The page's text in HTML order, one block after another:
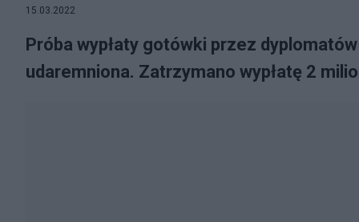
15.03.2022
Próba wypłaty gotówki przez
udaremniona. Zatrzymano wypłatę 2